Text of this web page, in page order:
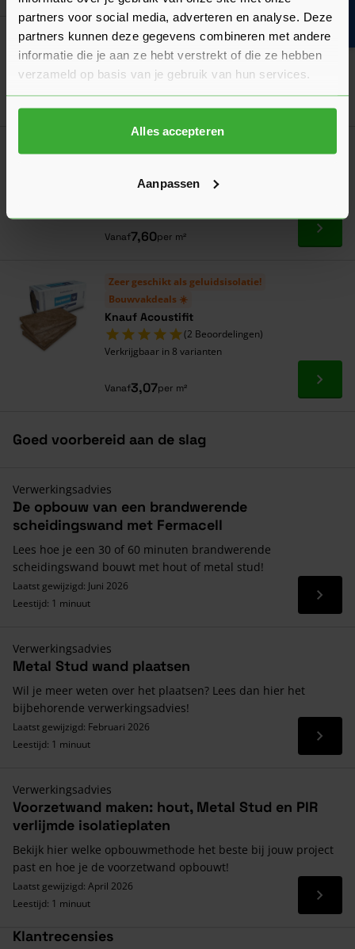
partners voor social media, adverteren en analyse. Deze
partners kunnen deze gegevens combineren met andere
informatie die je aan ze hebt verstrekt of die ze hebben
verzameld op basis van je gebruik van hun services.
Alles accepteren
Aanpassen
Super Prof Profielverbindingstang 350 mm
Nu109,20per stuk
In
(6 Beoordelingen)
Vanaf7,60per m² Ga
Zeer geschikt als geluidsisolatie!
Bouwvakdeals ☀️
Knauf Acoustifit
(2 Beoordelingen)
Verkrijgbaar in 8 varianten
Vanaf3,07per m² Ga
Goed voorbereid aan de slag
Verwerkingsadvies
De opbouw van een brandwerende
scheidingswand met Fermacell
Lees hoe je een 30 of 60 minuten brandwerende
scheidingswand bouwt met hout of metal stud!
Laatst gewijzigd: Juni 2026
Leestijd: 1 minuut
Lees
Verwerkingsadvies
Metal Stud wand plaatsen
Wil je meer weten over het plaatsen? Lees dan hier het
bijbehorende verwerkingsadvies!
Laatst gewijzigd: Februari 2026
Leestijd: 1 minuut
Lees
Verwerkingsadvies
Voorzetwand maken: hout, Metal Stud en PIR
verlijmde isolatieplaten
Bekijk hier welke opbouwmethode het beste bij jouw project
past en hoe je de voorzetwand opbouwt!
Laatst gewijzigd: April 2026
Leestijd: 1 minuut
Lees
Klantrecensies